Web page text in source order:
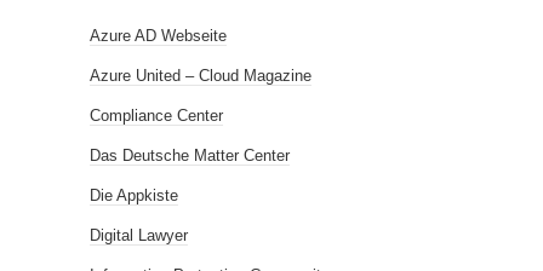
Azure AD Webseite
Azure United – Cloud Magazine
Compliance Center
Das Deutsche Matter Center
Die Appkiste
Digital Lawyer